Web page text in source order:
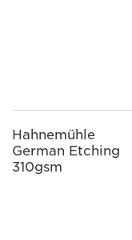
Hahnemühle
German Etching
310gsm